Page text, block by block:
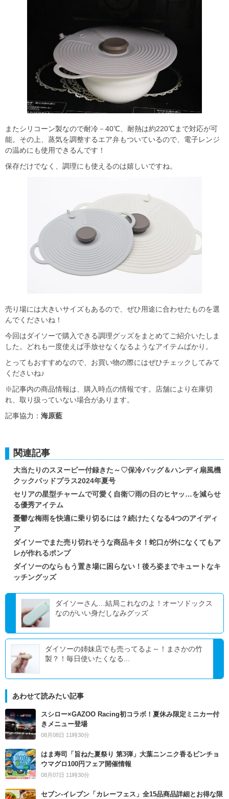
またシリコーン製なので耐冷－40℃、耐熱は約220℃まで対応が可
能。その上、蒸気を調整するエア弁もついているので、電子レンジ
の温めにも使用できるんです！
保存だけでなく、調理にも使えるのは嬉しいですね。
売り場には大きいサイズもあるので、ぜひ用途に合わせたものを選
んでくださいね！
今回はダイソーで購入できる調理グッズをまとめてご紹介いたしま
した。どれも一度使えば手放せなくなるようなアイテムばかり。
とってもおすすめなので、お買い物の際にはぜひチェックしてみて
くださいね♪
※記事内の商品情報は、購入時点の情報です。店舗により在庫切
れ、取り扱っていない場合があります。
記事協力： 海原藍
関連記事
大当たりのスヌーピー付録きた～♡保冷バッグ＆ハンディ扇風機
クックパッドプラス2024年夏号
セリアの星型チャームで可愛く自衛♡雨の日のヒヤッ…を減らせ
る優秀アイテム
憂鬱な梅雨を快適に乗り切るには？続けたくなる4つのアイディ
ア
ダイソーでまた売り切れそうな商品キタ！蛇口が外になくてもア
レが作れるポンプ
ダイソーのならもう置き場に困らない！後ろ姿までキュートなキ
ッチングッズ
ダイソーさん…結局これなのよ！オーソドックス
なのがいい身だしなみグッズ
ダイソーの姉妹店でも売ってるよ～！まさかの竹
製？！毎日使いたくなる...
あわせて読みたい記事
スシロー×GAZOO Racing初コラボ！夏休み限定ミニカー付
きメニュー登場
08月08日 11時30分
はま寿司「旨ねた夏祭り 第3弾」大葉ニンニク香るビンチョ
ウマグロ100円フェア開催情報
08月07日 11時30分
セブン‐イレブン「カレーフェス」全15品商品詳細とお得な限